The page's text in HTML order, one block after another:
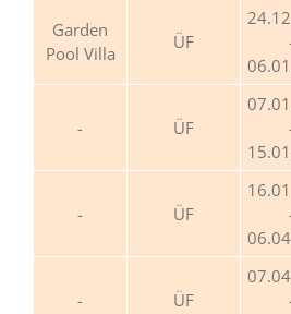
Garden
Pool Villa
ÜF
ÜF
ÜF
ÜF